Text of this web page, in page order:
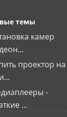
темы
камер
проектор на
-
...